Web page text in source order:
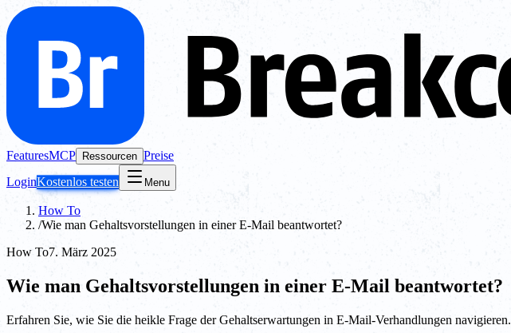
FeaturesMCP Ressourcen Preise
LoginKostenlos testen Menu
How To
/Wie man Gehaltsvorstellungen in einer E-Mail beantwortet?
How To7. März 2025
Wie man Gehaltsvorstellungen in einer E-Mail beantwortet?
Erfahren Sie, wie Sie die heikle Frage der Gehaltserwartungen in E-Mail-Verhandlungen navigieren.